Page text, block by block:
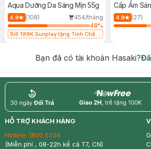
Aqua Dưỡng Da Sáng Mịn 55g
4.9 (108)
454/tháng
48%
Bill 199K Sunplay tặng Tinh Chất
Cấp Ẩm
4.9 (27)
Bạn đã có tài khoản Hasaki?
return nowfree
HỖ TRỢ KHÁCH HÀNG
Hotline: 1800 6324
(Miễn phí , 08-22h kể cả T7, CN)